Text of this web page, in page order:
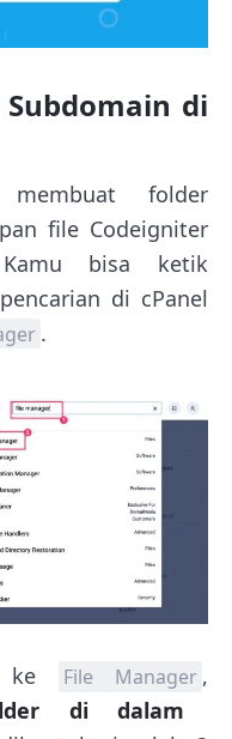
di
folder
file Codeigniter
bisa ketik
di cPanel
.
ke File Manager ,
di dalam